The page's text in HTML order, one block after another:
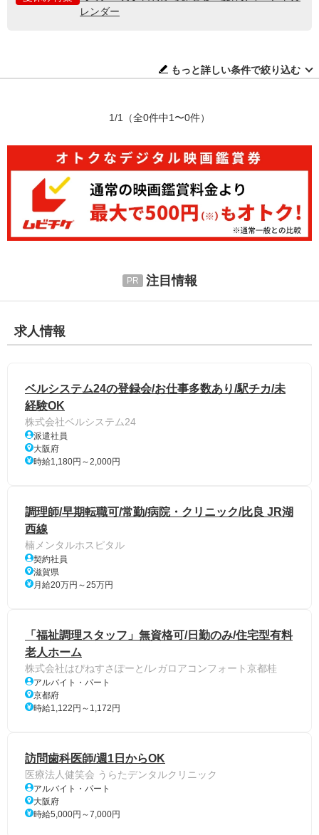
レンダー
もっと詳しい条件で絞り込む
1/1 （全0件中1〜0件）
注目情報
求人情報
ベルシステム24の登録会/お仕事多数あり/駅チカ/未
経験OK
株式会社ベルシステム24
派遣社員
大阪府
時給1,180円～2,000円
調理師/早期転職可/常勤/病院・クリニック/比良 JR湖
西線
楠メンタルホスピタル
契約社員
滋賀県
月給20万円～25万円
「福祉調理スタッフ」無資格可/日勤のみ/住宅型有料
老人ホーム
株式会社はぴねすさぽーと/レガロアコンフォート京都桂
アルバイト・パート
京都府
時給1,122円～1,172円
訪問歯科医師/週1日からOK
医療法人健笑会 うらたデンタルクリニック
アルバイト・パート
大阪府
時給5,000円～7,000円